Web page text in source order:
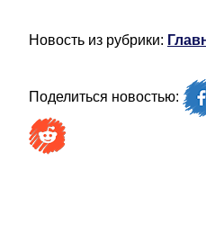
Новость из рубрики:
Поделиться новостью: